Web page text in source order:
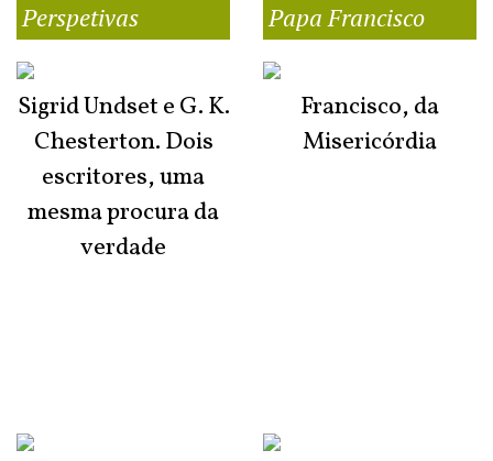
Perspetivas
Sigrid Undset e G. K.
Chesterton. Dois
escritores, uma
mesma procura da
verdade
Papa Francisco
Francisco, da
Misericórdia